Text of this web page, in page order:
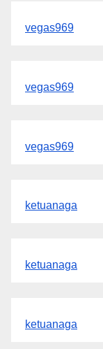
vegas969
vegas969
vegas969
ketuanaga
ketuanaga
ketuanaga